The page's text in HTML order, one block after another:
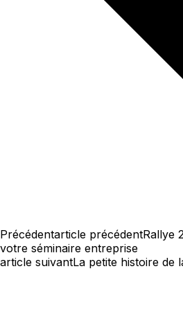
Précédentarticle précédentRallye
votre séminaire entreprise
article suivantLa petite histoire de